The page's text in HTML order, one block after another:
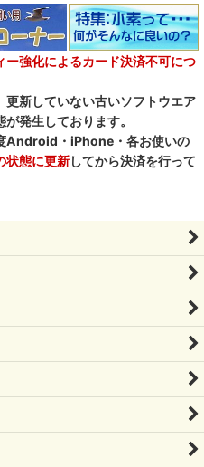
強化によるカード決済不可につ
新していない古いソフトウエア
発生しております。
Android・iPhone・各お使いの
状態に更新してから決済を行って